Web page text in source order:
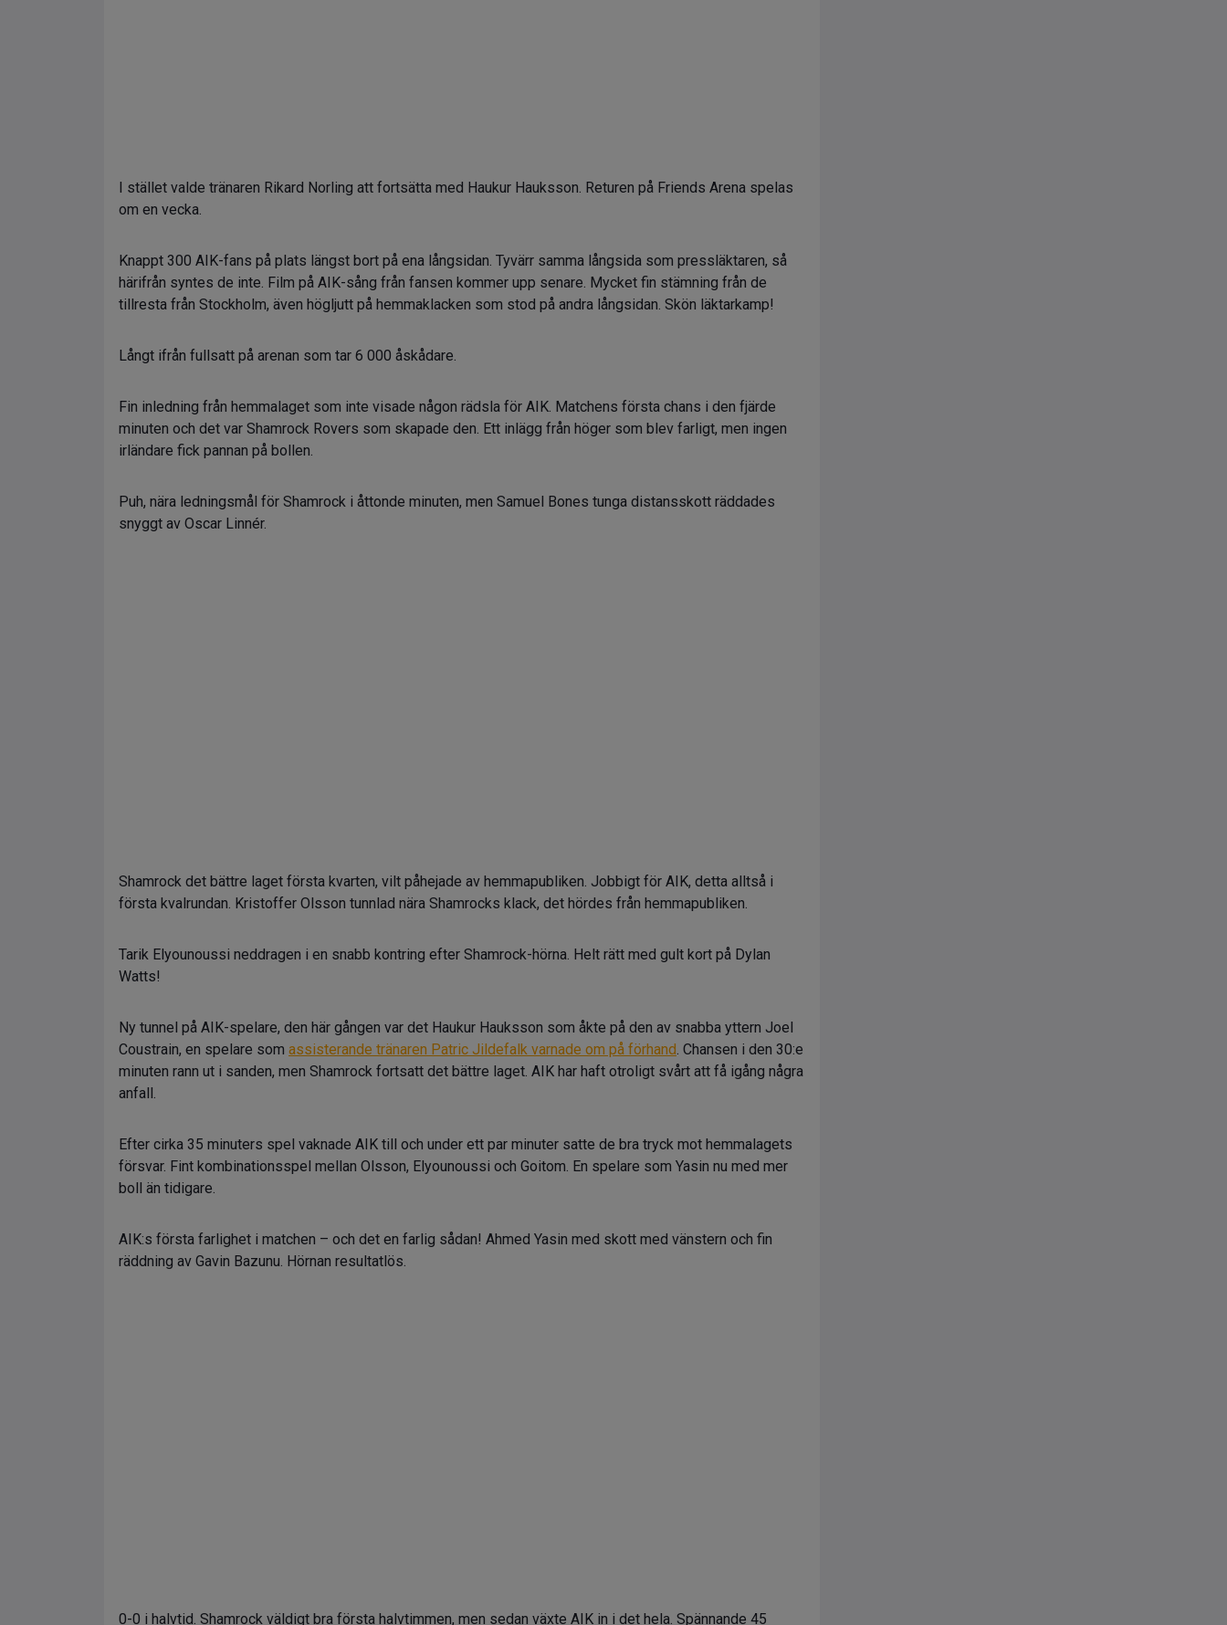
I stället valde tränaren Rikard Norling att fortsätta med Haukur Hauksson. Returen på Friends Arena spelas
om en vecka.
Knappt 300 AIK-fans på plats längst bort på ena långsidan. Tyvärr samma långsida som pressläktaren, så
härifrån syntes de inte. Film på AIK-sång från fansen kommer upp senare. Mycket fin stämning från de
tillresta från Stockholm, även högljutt på hemmaklacken som stod på andra långsidan. Skön läktarkamp!
Långt ifrån fullsatt på arenan som tar 6 000 åskådare.
Fin inledning från hemmalaget som inte visade någon rädsla för AIK. Matchens första chans i den fjärde
minuten och det var Shamrock Rovers som skapade den. Ett inlägg från höger som blev farligt, men ingen
irländare fick pannan på bollen.
Puh, nära ledningsmål för Shamrock i åttonde minuten, men Samuel Bones tunga distansskott räddades
snyggt av Oscar Linnér.
Shamrock det bättre laget första kvarten, vilt påhejade av hemmapubliken. Jobbigt för AIK, detta alltså i
första kvalrundan. Kristoffer Olsson tunnlad nära Shamrocks klack, det hördes från hemmapubliken.
Tarik Elyounoussi neddragen i en snabb kontring efter Shamrock-hörna. Helt rätt med gult kort på Dylan
Watts!
Ny tunnel på AIK-spelare, den här gången var det Haukur Hauksson som åkte på den av snabba yttern Joel
Coustrain, en spelare som assisterande tränaren Patric Jildefalk varnade om på förhand. Chansen i den 30:e
minuten rann ut i sanden, men Shamrock fortsatt det bättre laget. AIK har haft otroligt svårt att få igång några
anfall.
Efter cirka 35 minuters spel vaknade AIK till och under ett par minuter satte de bra tryck mot hemmalagets
försvar. Fint kombinationsspel mellan Olsson, Elyounoussi och Goitom. En spelare som Yasin nu med mer
boll än tidigare.
AIK:s första farlighet i matchen – och det en farlig sådan! Ahmed Yasin med skott med vänstern och fin
räddning av Gavin Bazunu. Hörnan resultatlös.
0-0 i halvtid. Shamrock väldigt bra första halvtimmen, men sedan växte AIK in i det hela. Spännande 45